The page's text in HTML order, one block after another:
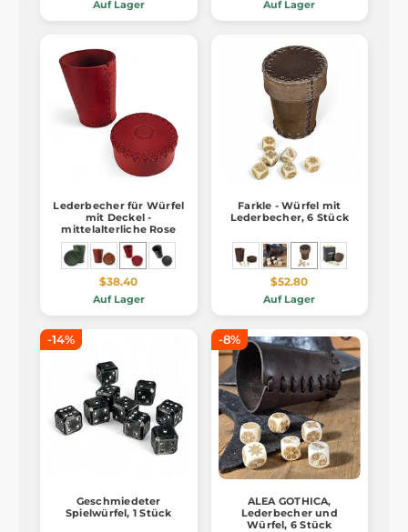
Auf Lager Auf Lager
Lederbecher für Würfel
mit Deckel -
mittelalterliche Rose
$38.40
Auf Lager
Farkle - Würfel mit
Lederbecher, 6 Stück
$52.80
Auf Lager
-14%
Geschmiedeter
Spielwürfel, 1 Stück
-8%
ALEA GOTHICA,
Lederbecher und
Würfel, 6 Stück